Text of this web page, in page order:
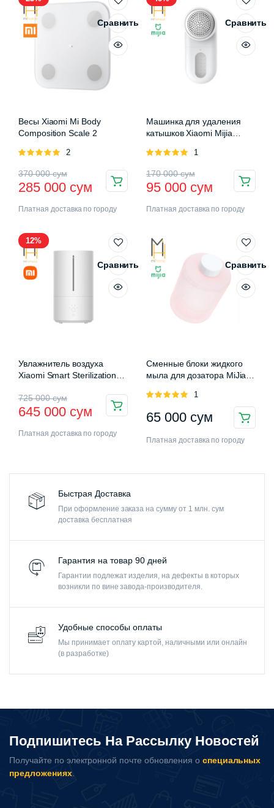
Быстрая Доставка
При оформление заказа на сумму от 1 млн. сум
доставка бесплатная
Гарантия на товар 90 дней
Гарантии подлежат изделия, на дефекты в которых
возникли по вине завода-производителя.
Удобные способы оплаты
Мы принимает оплату картой, наличными или онлайн
(в разработке)
Сравнить
Весы Xiaomi Mi Body
Composition Scale 2
Оценка
2
370 000сум
285 000 сум
Платная доставка по городу
Сравнить
Машинка для удаления
катышков Xiaomi Mijia
Оценка
1
170 000сум
95 000 сум
Платная доставка по городу
12%
Сравнить
Увлажнитель воздуха
Xiaomi Smart Sterilization
725 000сум
645 000 сум
Платная доставка по городу
Сравнить
Сменные блоки жидкого
мыла для дозатора MiJia
Dispenser
Оценка
1
65 000 сум
Платная доставка по городу
Подпишитесь На Рассылку Новостей
Получайте по электронной почте обновления о специальных
предложениях.